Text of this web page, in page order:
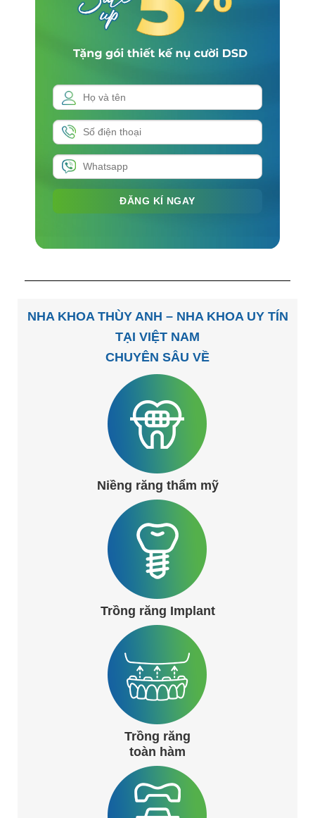
NHA KHOA THÙY ANH – NHA KHOA UY TÍN
TẠI VIỆT NAM
CHUYÊN SÂU VỀ
Niềng răng thẩm mỹ
Trồng răng Implant
Trồng răng
toàn hàm